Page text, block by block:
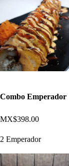
Combo Emperador
MX$398.00
2 Emperador